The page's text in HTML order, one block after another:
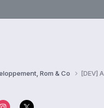
Rom & Co [DEV]